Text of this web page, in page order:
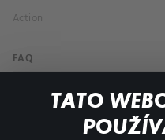
TATO
Action
FAQ
My profile